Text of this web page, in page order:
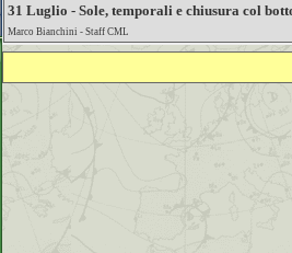
31 Luglio - Sole, temporali e chiusura col
Marco Bianchini - Staff CML